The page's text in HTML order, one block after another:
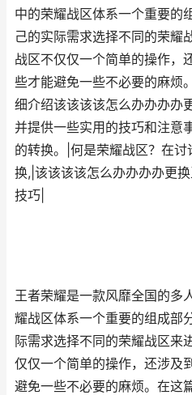
中的荣耀战区体系一个重要的
己的实际需求选择不同的荣耀
战区不仅仅一个简单的操作，
些才能避免一些不必要的麻烦
细介绍该该该该怎么办办办办
并提供一些实用的技巧和注意
的转换。|何是荣耀战区？在
换,|该该该该怎么办办办办更
技巧|
王者荣耀是一款风靡全国的多
耀战区体系一个重要的组成部
际需求选择不同的荣耀战区来
仅仅一个简单的操作，还涉及
避免一些不必要的麻烦。在这